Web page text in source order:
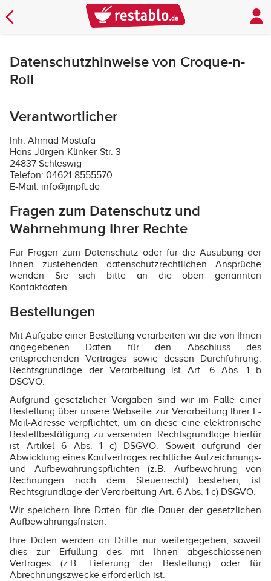
Datenschutzhinweise von Croque-n-
Roll
Verantwortlicher
Inh. Ahmad Mostafa
Hans-Jürgen-Klinker-Str. 3
24837 Schleswig
Telefon: 04621-8555570
E-Mail: info@jmpfl.de
Fragen zum Datenschutz und
Wahrnehmung Ihrer Rechte
Für Fragen zum Datenschutz oder für die Ausübung der
Ihnen zustehenden datenschutzrechtlichen Ansprüche
wenden Sie sich bitte an die oben genannten
Kontaktdaten.
Bestellungen
Mit Aufgabe einer Bestellung verarbeiten wir die von Ihnen
angegebenen Daten für den Abschluss des
entsprechenden Vertrages sowie dessen Durchführung.
Rechtsgrundlage der Verarbeitung ist Art. 6 Abs. 1 b
DSGVO.
Aufgrund gesetzlicher Vorgaben sind wir im Falle einer
Bestellung über unsere Webseite zur Verarbeitung Ihrer E-
Mail-Adresse verpflichtet, um an diese eine elektronische
Bestellbestätigung zu versenden. Rechtsgrundlage hierfür
ist Artikel 6 Abs. 1 c) DSGVO. Soweit aufgrund der
Abwicklung eines Kaufvertrages rechtliche Aufzeichnungs-
und Aufbewahrungspflichten (z.B. Aufbewahrung von
Rechnungen nach dem Steuerrecht) bestehen, ist
Rechtsgrundlage der Verarbeitung Art. 6 Abs. 1 c) DSGVO.
Wir speichern Ihre Daten für die Dauer der gesetzlichen
Aufbewahrungsfristen.
Ihre Daten werden an Dritte nur weitergegeben, soweit
dies zur Erfüllung des mit Ihnen abgeschlossenen
Vertrages (z.B. Lieferung der Bestellung) oder für
Abrechnungszwecke erforderlich ist.